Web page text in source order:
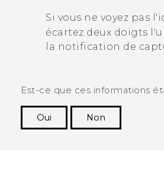
Si vous ne voyez pas
écartez deux doigts
la notification de
Est-ce que ces informations
Oui
Non